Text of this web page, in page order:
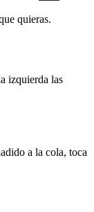
quieras.
izquierda las
a la cola, toca